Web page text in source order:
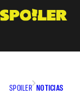
SPOILER NOTICIAS